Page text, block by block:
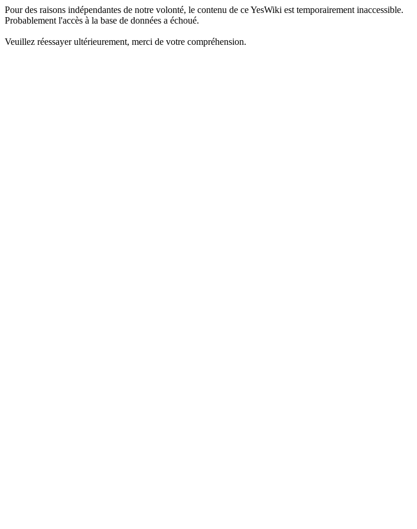
Pour des raisons indépendantes de notre volonté, le contenu de ce YesWiki est temporairement inaccessible.
Probablement l'accès à la base de données a échoué.
Veuillez réessayer ultérieurement, merci de votre compréhension.